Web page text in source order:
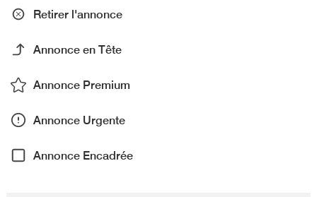
Retirer l'annonce
Annonce en Tête
Annonce Premium
Annonce Urgente
Annonce Encadrée